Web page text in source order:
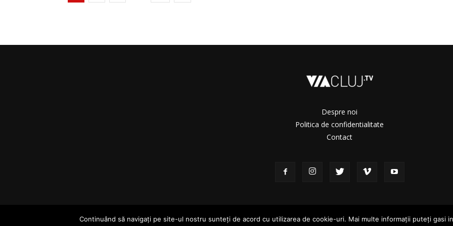
Despre noi
Politica de confidentialitate
Contact
Continuând să navigați pe site-ul nostru sunteți de acord cu utilizarea de cookie-uri. Mai multe informații puteți gasi in